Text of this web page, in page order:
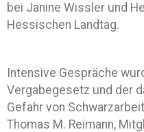
bei Janine Wissler und
Hessischen Landtag.
Intensive Gespräche
Vergabegesetz und der
Gefahr von
Thomas M. Reimann,